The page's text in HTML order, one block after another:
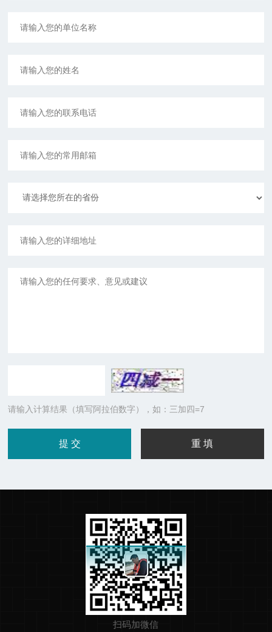
请输入计算结果（填写阿拉伯数字），如：三加四=7
扫码加微信